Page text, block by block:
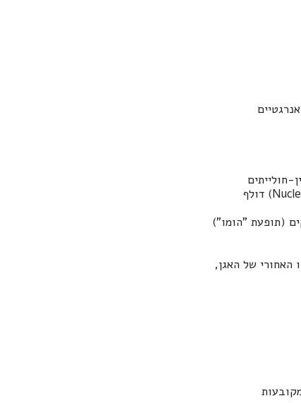
חולייתים
) דולף
(תופעת "הומו")
האחורי של האגן,